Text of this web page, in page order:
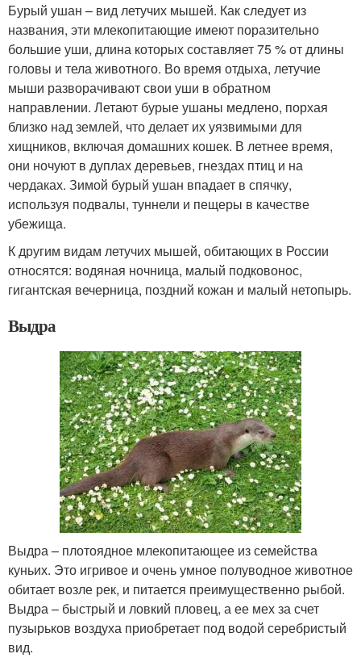
Бурый ушан – вид летучих мышей. Как следует из
названия, эти млекопитающие имеют поразительно
большие уши, длина которых составляет 75 % от длины
головы и тела животного. Во время отдыха, летучие
мыши разворачивают свои уши в обратном
направлении. Летают бурые ушаны медлено, порхая
близко над землей, что делает их уязвимыми для
хищников, включая домашних кошек. В летнее время,
они ночуют в дуплах деревьев, гнездах птиц и на
чердаках. Зимой бурый ушан впадает в спячку,
используя подвалы, туннели и пещеры в качестве
убежища.
К другим видам летучих мышей, обитающих в России
относятся: водяная ночница, малый подковонос,
гигантская вечерница, поздний кожан и малый нетопырь.
Выдра
Выдра – плотоядное млекопитающее из семейства
куньих. Это игривое и очень умное полуводное животное
обитает возле рек, и питается преимущественно рыбой.
Выдра – быстрый и ловкий пловец, а ее мех за счет
пузырьков воздуха приобретает под водой серебристый
вид.